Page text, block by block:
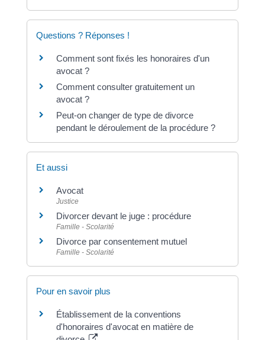
Questions ? Réponses !
Comment sont fixés les honoraires d'un
avocat ?
Comment consulter gratuitement un
avocat ?
Peut-on changer de type de divorce
pendant le déroulement de la procédure ?
Et aussi
Avocat
Justice
Divorcer devant le juge : procédure
Famille - Scolarité
Divorce par consentement mutuel
Famille - Scolarité
Pour en savoir plus
Établissement de la conventions
d'honoraires d'avocat en matière de